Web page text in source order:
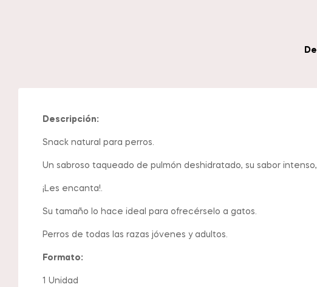
Descripción:
Snack natural para perros.
Un sabroso taqueado de pulmón deshidratado, su sabor
¡Les encanta!.
Su tamaño lo hace ideal para ofrecérselo a gatos.
Perros de todas las razas jóvenes y adultos.
Formato:
1 Unidad